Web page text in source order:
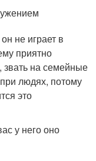
не играет в
приятно
звать на семейные
людях, потому
это
у него оно